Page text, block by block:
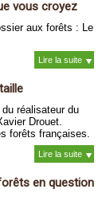
vous croyez
aux forêts : Le
Lire la suite
réalisateur du
Drouet.
forêts françaises.
Lire la suite
en question